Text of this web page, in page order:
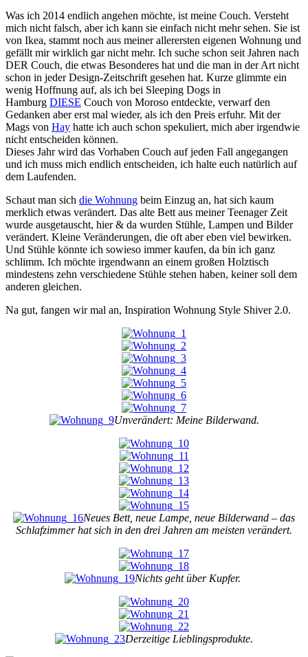
Was ich 2014 endlich angehen möchte, ist meine Couch. Versteht
mich nicht falsch, aber ich kann sie einfach nicht mehr sehen. Sie ist
von Ikea, stammt noch aus meiner allerersten eigenen Wohnung und
gefällt mir wirklich gar nicht mehr. Ich suche schon seit Jahren nach
DER Couch, die etwas Besonderes hat und die man in der Art nicht
schon in jeder Design-Zeitschrift gesehen hat. Kurze glimmte ein
wenig Hoffnung auf, als ich bei Sleeping Dogs in
Hamburg DIESE Couch von Moroso entdeckte, verwarf den
Gedanken aber erst mal wieder, als ich den Preis erfuhr. Mit der
Mags von Hay hatte ich auch schon spekuliert, mich aber irgendwie
nicht entscheiden können.
Dieses Jahr wird das Vorhaben Couch auf jeden Fall angegangen
und ich muss mich endlich entscheiden, ich halte euch natürlich auf
dem Laufenden.
Schaut man sich die Wohnung beim Einzug an, hat sich kaum
merklich etwas verändert. Das alte Bett aus meiner Teenager Zeit
wurde ausgetauscht, hier & da wurden Stühle, Lampen und Bilder
verändert. Kleine Veränderungen, die oft aber eben viel bewirken.
Und Stühle könnte ich sowieso immer kaufen, da bin ich ganz
schlimm. Ich möchte irgendwann an einem großen Holztisch
mindestens zehn verschiedene Stühle stehen haben, keiner soll dem
anderen gleichen.
Na gut, fangen wir mal an, Inspiration Wohnung Style Shiver 2.0.
Unverändert: Meine Bilderwand.
Neues Bett, neue Lampe, neue Bilderwand – das
Schlafzimmer hat sich in den drei Jahren am meisten verändert.
Nichts geht über Kupfer.
Derzeitige Lieblingsprodukte.